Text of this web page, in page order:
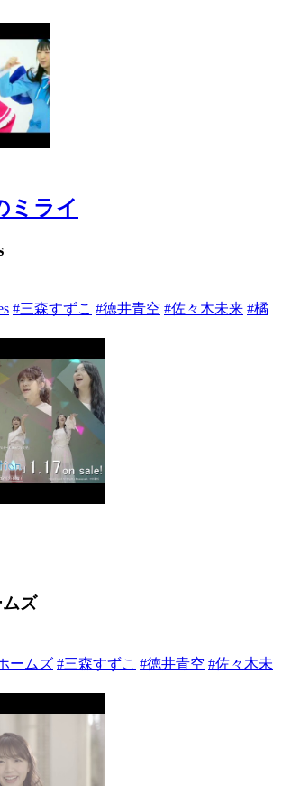
ミライ
#三森すずこ #徳井青空 #佐々木未来 #橘
ズ
ームズ #三森すずこ #徳井青空 #佐々木未